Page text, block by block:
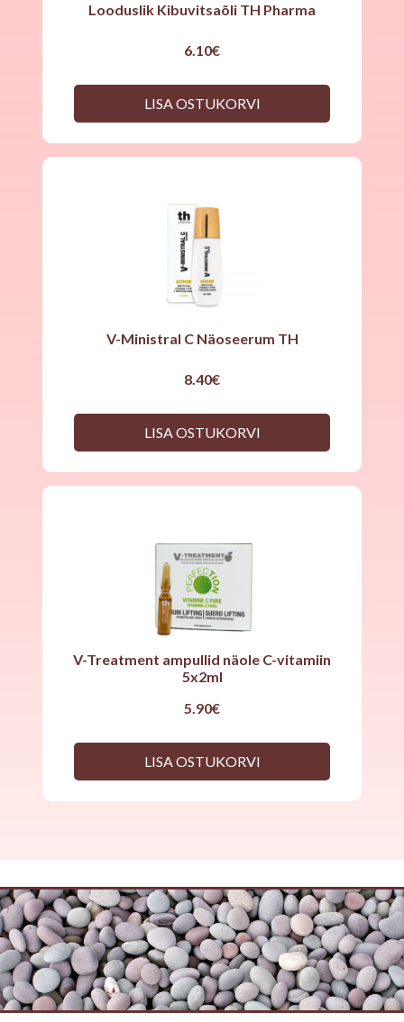
Looduslik Kibuvitsaõli TH Pharma
6.10€
LISA OSTUKORVI
V-Ministral C Näoseerum TH
8.40€
LISA OSTUKORVI
V-Treatment ampullid näole C-vitamiin
5x2ml
5.90€
LISA OSTUKORVI